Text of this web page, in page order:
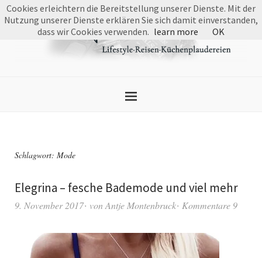
Schlagwort: Mode
Elegrina – fesche Bademode und viel mehr
9. November 2017 vonAntje Montenbruck Kommentare 9
Cookies erleichtern die Bereitstellung unserer Dienste. Mit der
Nutzung unserer Dienste erklären Sie sich damit einverstanden,
dass wir Cookies verwenden. learn more OK